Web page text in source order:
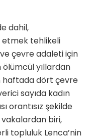
dahil,
etmek tehlikeli
çevre adaleti için
yıllardan
haftada dört çevre
sayıda kadın
orantısız şekilde
vakalardan biri,
topluluk Lenca’nin